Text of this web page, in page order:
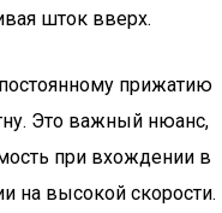
шток вверх.
прижатию
Это важный нюанс,
при вхождении в
на высокой скорости.